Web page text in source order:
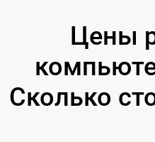
Цены
Сколько